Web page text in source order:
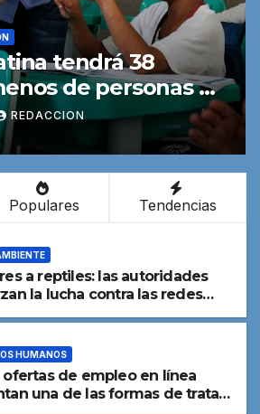
38
de personas en
2050
Los
en
03/
Populares Tendencias
a reptiles: las autoridades
la lucha contra las redes
HUMANOS
ofertas de empleo en línea
una de las formas de trata